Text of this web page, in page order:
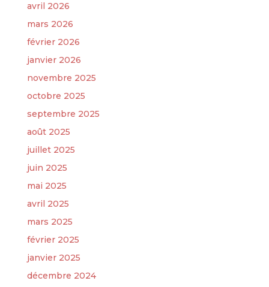
avril 2026
mars 2026
février 2026
janvier 2026
novembre 2025
octobre 2025
septembre 2025
août 2025
juillet 2025
juin 2025
mai 2025
avril 2025
mars 2025
février 2025
janvier 2025
décembre 2024